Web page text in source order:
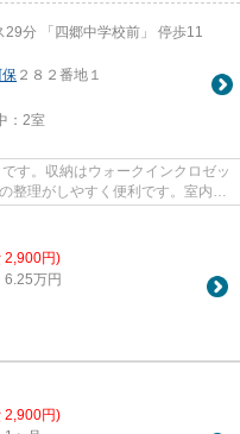
29分 「四郷中学校前」 停歩11
保 ２８２番地１
： 2室
す。収納はウォークインクロゼッ
整理がしやすく便利です。室内設
2,900円)
6.25万円
2,900円)